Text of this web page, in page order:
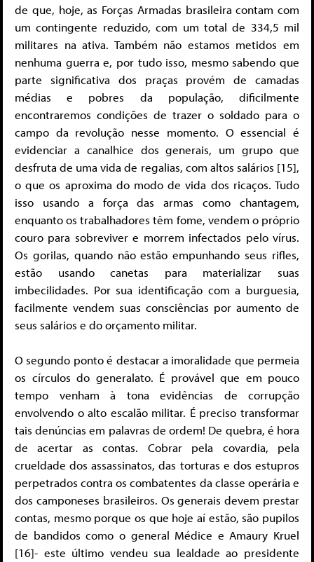
de que, hoje, as Forças Armadas brasileira contam com
um contingente reduzido, com um total de 334,5 mil
militares na ativa. Também não estamos metidos em
nenhuma guerra e, por tudo isso, mesmo sabendo que
parte significativa dos praças provém de camadas
médias e pobres da população, dificilmente
encontraremos condições de trazer o soldado para o
campo da revolução nesse momento. O essencial é
evidenciar a canalhice dos generais, um grupo que
desfruta de uma vida de regalias, com altos salários [15],
o que os aproxima do modo de vida dos ricaços. Tudo
isso usando a força das armas como chantagem,
enquanto os trabalhadores têm fome, vendem o próprio
couro para sobreviver e morrem infectados pelo vírus.
Os gorilas, quando não estão empunhando seus rifles,
estão usando canetas para materializar suas
imbecilidades. Por sua identificação com a burguesia,
facilmente vendem suas consciências por aumento de
seus salários e do orçamento militar.
O segundo ponto é destacar a imoralidade que permeia
os círculos do generalato. É provável que em pouco
tempo venham à tona evidências de corrupção
envolvendo o alto escalão militar. É preciso transformar
tais denúncias em palavras de ordem! De quebra, é hora
de acertar as contas. Cobrar pela covardia, pela
crueldade dos assassinatos, das torturas e dos estupros
perpetrados contra os combatentes da classe operária e
dos camponeses brasileiros. Os generais devem prestar
contas, mesmo porque os que hoje aí estão, são pupilos
de bandidos como o general Médice e Amaury Kruel
[16]- este último vendeu sua lealdade ao presidente